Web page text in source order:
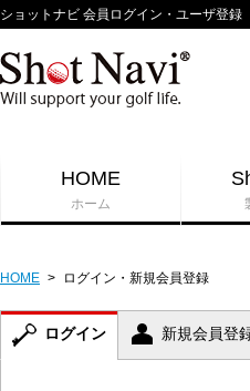
ショットナビ 会員ログイン・ユーザ登録
HOME
ホーム
HOME > ログイン・新規会員登録
ログイン 新規会員登